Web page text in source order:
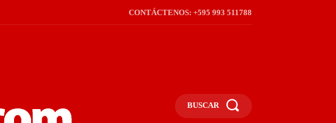
CONTÁCTENOS: +595 993 511788
BUSCAR